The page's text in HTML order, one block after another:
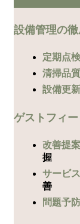
設備管理の徹
定期点検
清掃品質
設備更新
ゲストフィー
改善提
握
サービ
善
問題予防